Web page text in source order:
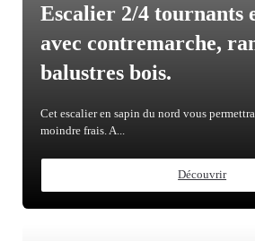
Escalier 2/4 tournants
avec contremarche,
balustres bois.
Cet escalier en sapin du nord vous permettra
moindre frais. A...
Découvrir